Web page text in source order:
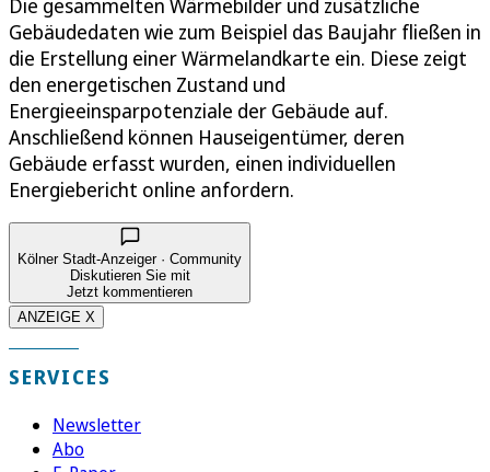
Die gesammelten Wärmebilder und zusätzliche
Gebäudedaten wie zum Beispiel das Baujahr fließen in
die Erstellung einer Wärmelandkarte ein. Diese zeigt
den energetischen Zustand und
Energieeinsparpotenziale der Gebäude auf.
Anschließend können Hauseigentümer, deren
Gebäude erfasst wurden, einen individuellen
Energiebericht online anfordern.
Kölner Stadt-Anzeiger · Community
Diskutieren Sie mit
Jetzt kommentieren
ANZEIGE X
SERVICES
Newsletter
Abo